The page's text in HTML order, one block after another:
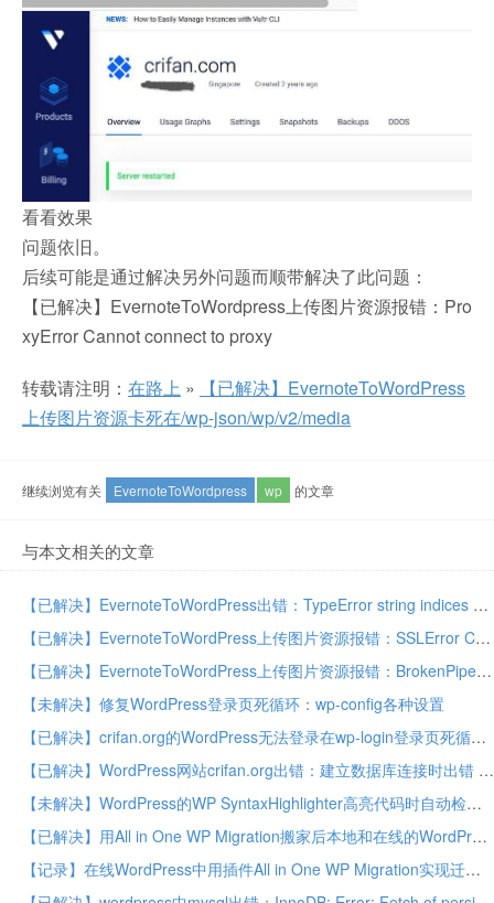
看看效果
问题依旧。
后续可能是通过解决另外问题而顺带解决了此问题：
【已解决】EvernoteToWordpress上传图片资源报错：Pro
xyError Cannot connect to proxy
转载请注明： 在路上 »
【已解决】EvernoteToWordPress
上传图片资源卡死在/wp-json/wp/v2/media
继续浏览有关 EvernoteToWordpress wp 的文章
与本文相关的文章
【已解决】EvernoteToWordPress出错：TypeError string indices must be integers
【已解决】EvernoteToWordPress上传图片资源报错：SSLError Caused by SSLError SSLEOFError 8 _ssl.c
【已解决】EvernoteToWordPress上传图片资源报错：BrokenPipeError Errno 32 Broken pipe
【未解决】修复WordPress登录页死循环：wp-config各种设置
【已解决】crifan.org的WordPress无法登录在wp-login登录页死循环
【已解决】WordPress网站crifan.org出错：建立数据库连接时出错 这意味着您在wp-config.php文件中指定的用户名和密码信息不正确
【未解决】WordPress的WP SyntaxHighlighter高亮代码时自动检测编程语言
【已解决】用All in One WP Migration搬家后本地和在线的WordPress的布局全乱了
【记录】在线WordPress中用插件All in One WP Migration实现迁移到在线环境网站搬家